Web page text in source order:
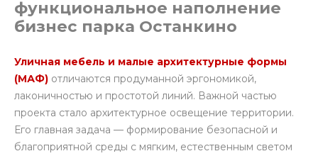
функциональное наполнение
бизнес парка Останкино
Уличная мебель и малые архитектурные формы
(МАФ) отличаются продуманной эргономикой,
лаконичностью и простотой линий. Важной частью
проекта стало архитектурное освещение территории.
Его главная задача — формирование безопасной и
благоприятной среды с мягким, естественным светом